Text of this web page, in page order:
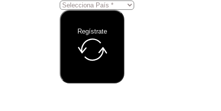
Regístrate